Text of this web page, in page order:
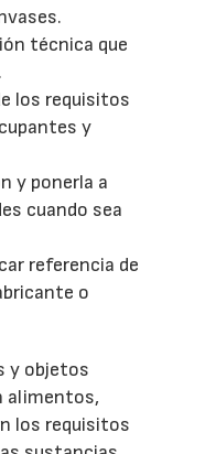
técnica que
los requisitos
y
y ponerla a
cuando sea
referencia de
o
y objetos
alimentos,
los requisitos